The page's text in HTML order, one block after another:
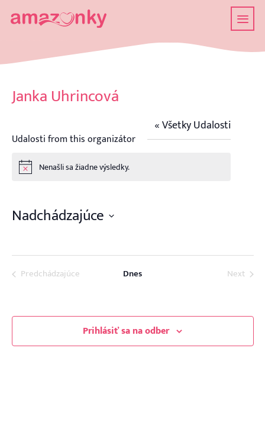
Janka Uhrincová
« Všetky Udalosti
Udalosti from this organizátor
NoticeNenašli sa žiadne výsledky.
Nadchádzajúce
PredchádzajúceUdalosti Dnes Next
Prihlásiť sa na odber